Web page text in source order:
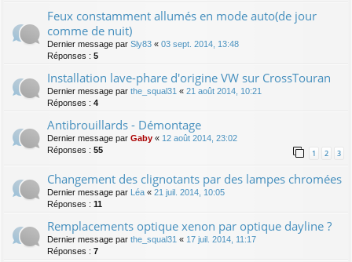
Feux constamment allumés en mode auto(de jour
comme de nuit)
Dernier message par Sly83 « 03 sept. 2014, 13:48
Réponses : 5
Installation lave-phare d'origine VW sur CrossTouran
Dernier message par the_squal31 « 21 août 2014, 10:21
Réponses : 4
Antibrouillards - Démontage
Dernier message par Gaby « 12 août 2014, 23:02
Réponses : 55 1 2 3
Changement des clignotants par des lampes chromées
Dernier message par Léa « 21 juil. 2014, 10:05
Réponses : 11
Remplacements optique xenon par optique dayline ?
Dernier message par the_squal31 « 17 juil. 2014, 11:17
Réponses : 7